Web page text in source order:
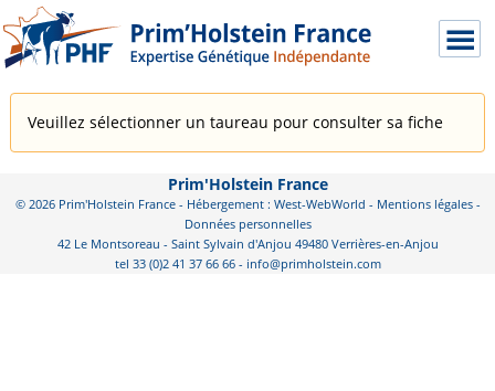
Veuillez sélectionner un taureau pour consulter sa fiche
Prim'Holstein France
© 2026 Prim'Holstein France - Hébergement : West-WebWorld - Mentions légales-
Données personnelles
42 Le Montsoreau - Saint Sylvain d'Anjou 49480 Verrières-en-Anjou
tel 33 (0)2 41 37 66 66 - info@primholstein.com